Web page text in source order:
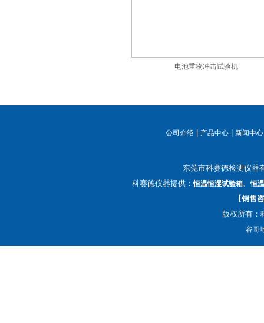
电池重物冲击试验机
公司介绍 | 产品中心 |新闻中心
东莞市科赛德检测仪
科赛德仪器提供：恒温恒湿试验箱 、恒
【销售
版权所有：
谷哥